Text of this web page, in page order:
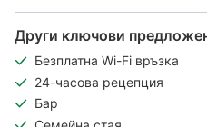
Други ключови
Безплатна Wi-Fi връзка
24-часова рецепция
Бар